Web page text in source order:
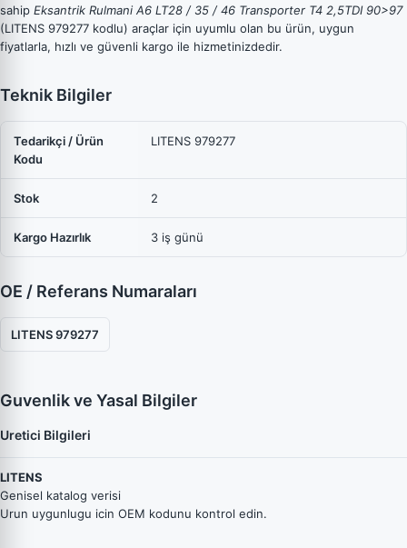
sahip Eksantrik Rulmani A6 LT28 / 35 / 46 Transporter T4 2,5TDI 90>97
(LITENS 979277 kodlu) araçlar için uyumlu olan bu ürün, uygun
fiyatlarla, hızlı ve güvenli kargo ile hizmetinizdedir.
Teknik Bilgiler
Tedarikçi / Ürün
Kodu
LITENS 979277
Stok 2
Kargo Hazırlık 3 iş günü
OE / Referans Numaraları
LITENS 979277
Guvenlik ve Yasal Bilgiler
Uretici Bilgileri
LITENS
Genisel katalog verisi
Urun uygunlugu icin OEM kodunu kontrol edin.